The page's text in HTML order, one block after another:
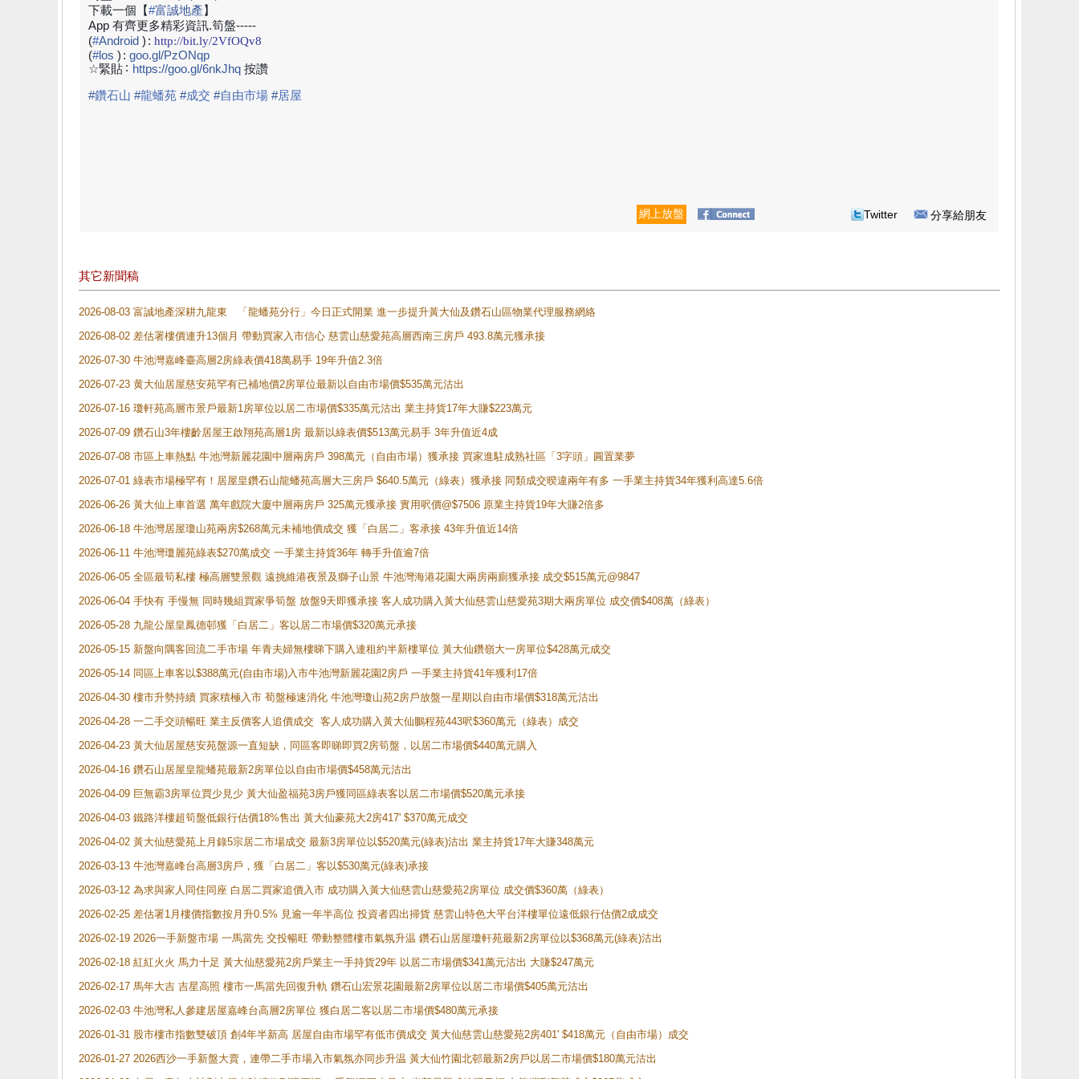
下載一個【#富誠地產】
App 有齊更多精彩資訊.筍盤-----
(#Android ) : http://bit.ly/2VfOQv8
(#los ) : goo.gl/PzONqp
☆緊貼 : https://goo.gl/6nkJhq 按讚
#鑽石山 #龍蟠苑 #成交 #自由市場 #居屋
網上放盤 Twitter 分享給朋友
其它新聞稿
2026-08-03 富誠地產深耕九龍東 「龍蟠苑分行」今日正式開業 進一步提升黃大仙及鑽石山區物業代理服務網絡
2026-08-02 差估署樓價連升13個月 帶動買家入市信心 慈雲山慈愛苑高層西南三房戶 493.8萬元獲承接
2026-07-30 牛池灣嘉峰臺高層2房綠表價418萬易手 19年升值2.3倍
2026-07-23 黄大仙居屋慈安苑罕有已補地價2房單位最新以自由市場價$535萬元沽出
2026-07-16 瓊軒苑高層市景戶最新1房單位以居二市場價$335萬元沽出 業主持貨17年大賺$223萬元
2026-07-09 鑽石山3年樓齡居屋王啟翔苑高層1房 最新以綠表價$513萬元易手 3年升值近4成
2026-07-08 市區上車熱點 牛池灣新麗花園中層兩房戶 398萬元（自由市場）獲承接 買家進駐成熟社區「3字頭」圓置業夢
2026-07-01 綠表市場極罕有！居屋皇鑽石山龍蟠苑高層大三房戶 $640.5萬元（綠表）獲承接 同類成交暌違兩年有多 一手業主持貨34年獲利高達5.6倍
2026-06-26 黃大仙上車首選 萬年戲院大廈中層兩房戶 325萬元獲承接 實用呎價@$7506 原業主持貨19年大賺2倍多
2026-06-18 牛池灣居屋瓊山苑兩房$268萬元未補地價成交 獲「白居二」客承接 43年升值近14倍
2026-06-11 牛池灣瓊麗苑綠表$270萬成交 一手業主持貨36年 轉手升值逾7倍
2026-06-05 全區最筍私樓 極高層雙景觀 遠挑維港夜景及獅子山景 牛池灣海港花園大兩房兩廁獲承接 成交$515萬元@9847
2026-06-04 手快有 手慢無 同時幾組買家爭筍盤 放盤9天即獲承接 客人成功購入黃大仙慈雲山慈愛苑3期大兩房單位 成交價$408萬（綠表）
2026-05-28 九龍公屋皇鳳德邨獲「白居二」客以居二市場價$320萬元承接
2026-05-15 新盤向隅客回流二手市場 年青夫婦無樓睇下購入連租約半新樓單位 黃大仙鑽嶺大一房單位$428萬元成交
2026-05-14 同區上車客以$388萬元(自由市場)入市牛池灣新麗花園2房戶 一手業主持貨41年獲利17倍
2026-04-30 樓市升勢持續 買家積極入市 荀盤極速消化 牛池灣瓊山苑2房戶放盤一星期以自由市場價$318萬元沽出
2026-04-28 一二手交頭暢旺 業主反價客人追價成交 客人成功購入黃大仙鵬程苑443呎$360萬元（綠表）成交
2026-04-23 黃大仙居屋慈安苑盤源一直短缺，同區客即睇即買2房筍盤，以居二市場價$440萬元購入
2026-04-16 鑽石山居屋皇龍蟠苑最新2房單位以自由市場價$458萬元沽出
2026-04-09 巨無霸3房單位買少見少 黃大仙盈福苑3房戶獲同區綠表客以居二市場價$520萬元承接
2026-04-03 鐵路洋樓超筍盤低銀行估價18%售出 黃大仙豪苑大2房417' $370萬元成交
2026-04-02 黃大仙慈愛苑上月錄5宗居二市場成交 最新3房單位以$520萬元(綠表)沽出 業主持貨17年大賺348萬元
2026-03-13 牛池灣嘉峰台高層3房戶，獲「白居二」客以$530萬元(綠表)承接
2026-03-12 為求與家人同住同座 白居二買家追價入市 成功購入黃大仙慈雲山慈愛苑2房單位 成交價$360萬（綠表）
2026-02-25 差估署1月樓價指數按月升0.5% 見逾一年半高位 投資者四出掃貨 慈雲山特色大平台洋樓單位遠低銀行估價2成成交
2026-02-19 2026一手新盤市場 一馬當先 交投暢旺 帶動整體樓市氣氛升温 鑽石山居屋瓊軒苑最新2房單位以$368萬元(綠表)沽出
2026-02-18 紅紅火火 馬力十足 黃大仙慈愛苑2房戶業主一手持貨29年 以居二市場價$341萬元沽出 大賺$247萬元
2026-02-17 馬年大吉 吉星高照 樓市一馬當先回復升軌 鑽石山宏景花園最新2房單位以居二市場價$405萬元沽出
2026-02-03 牛池灣私人參建居屋嘉峰台高層2房單位 獲白居二客以居二市場價$480萬元承接
2026-01-31 股市樓市指數雙破頂 創4年半新高 居屋自由市場罕有低市價成交 黃大仙慈雲山慈愛苑2房401' $418萬元（自由市場）成交
2026-01-27 2026西沙一手新盤大賣，連帶二手市場入市氣氛亦同步升温 黃大仙竹園北邨最新2房戶以居二市場價$180萬元沽出